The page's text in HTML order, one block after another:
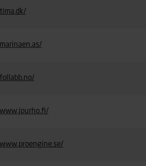
tima.dk/
marinaen.as/
follabb.no/
www.jpurho.fi/
www.proengine.se/